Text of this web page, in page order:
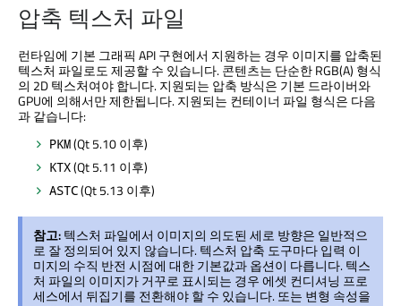
압축 텍스처 파일
런타임에 기본 그래픽 API 구현에서 지원하는 경우 이미지를 압축된
텍스처 파일로도 제공할 수 있습니다. 콘텐츠는 단순한 RGB(A) 형식
의 2D 텍스처여야 합니다. 지원되는 압축 방식은 기본 드라이버와
GPU에 의해서만 제한됩니다. 지원되는 컨테이너 파일 형식은 다음
과 같습니다:
PKM(Qt 5.10 이후)
KTX(Qt 5.11 이후)
ASTC(Qt 5.13 이후)
참고:텍스처 파일에서 이미지의 의도된 세로 방향은 일반적으
로 잘 정의되어 있지 않습니다. 텍스처 압축 도구마다 입력 이
미지의 수직 반전 시점에 대한 기본값과 옵션이 다릅니다. 텍스
처 파일의 이미지가 거꾸로 표시되는 경우 에셋 컨디셔닝 프로
세스에서 뒤집기를 전환해야 할 수 있습니다. 또는 변형 속성을